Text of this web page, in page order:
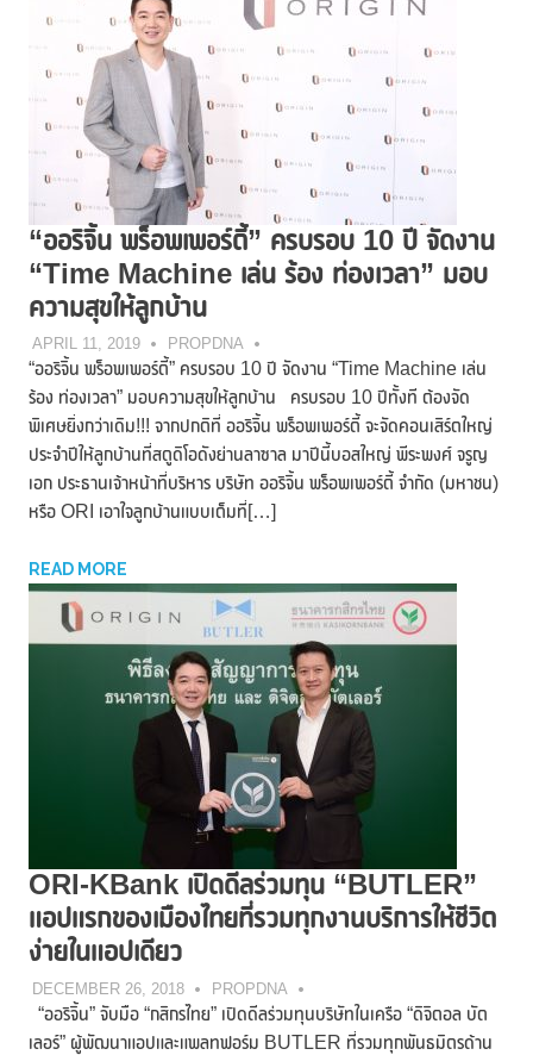
“ออริจิ้น พร็อพเพอร์ตี้” ครบรอบ 10 ปี จัดงาน
“Time Machine เล่น ร้อง ท่องเวลา” มอบ
ความสุขให้ลูกบ้าน
APRIL 11, 2019 PROPDNA
“ออริจิ้น พร็อพเพอร์ตี้” ครบรอบ 10 ปี จัดงาน “Time Machine เล่น
ร้อง ท่องเวลา” มอบความสุขให้ลูกบ้าน ครบรอบ 10 ปีทั้งที ต้องจัด
พิเศษยิ่งกว่าเดิม!!! จากปกติที่ ออริจิ้น พร็อพเพอร์ตี้ จะจัดคอนเสิร์ตใหญ่
ประจำปีให้ลูกบ้านที่สตูดิโอดังย่านลาซาล มาปีนี้บอสใหญ่ พีระพงศ์ จรูญ
เอก ประธานเจ้าหน้าที่บริหาร บริษัท ออริจิ้น พร็อพเพอร์ตี้ จำกัด (มหาชน)
หรือ ORI เอาใจลูกบ้านแบบเต็มที่[…]
READ MORE
ORI-KBank เปิดดีลร่วมทุน “BUTLER”
แอปแรกของเมืองไทยที่รวมทุกงานบริการให้ชีวิต
ง่ายในแอปเดียว
DECEMBER 26, 2018 PROPDNA
“ออริจิ้น” จับมือ “กสิกรไทย” เปิดดีลร่วมทุนบริษัทในเครือ “ดิจิตอล บัต
เลอร์” ผู้พัฒนาแอปและแพลทฟอร์ม BUTLER ที่รวมทุกพันธมิตรด้าน